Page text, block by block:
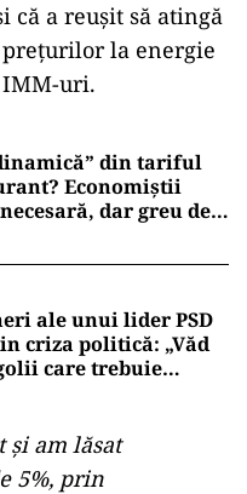
a reușit să atingă
la energie
IMM-uri.
din tariful
Economiștii
dar greu de
ale unui lider PSD
criza politică: „Văd
care trebuie
și am lăsat
5%, prin